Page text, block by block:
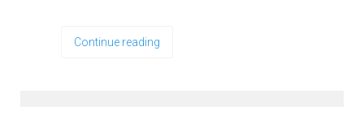
Continue reading